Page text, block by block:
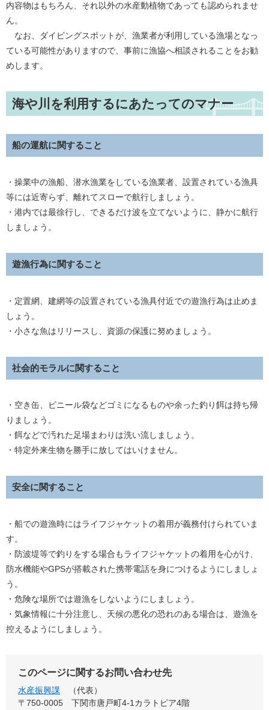
内容物はもちろん、それ以外の水産動植物であっても認められませ
ん。
なお、ダイビングスポットが、漁業者が利用している漁場となっ
ている可能性がありますので、事前に漁協へ相談されることをお勧
めします。
海や川を利用するにあたってのマナー
船の運航に関すること
・操業中の漁船、潜水漁業をしている漁業者、設置されている漁具
等には近寄らず、離れてスローで航行しましょう。
・港内では最徐行し、できるだけ波を立てないように、静かに航行
しましょう。
遊漁行為に関すること
・定置網、建網等の設置されている漁具付近での遊漁行為は止めま
しょう。
・小さな魚はリリースし、資源の保護に努めましょう。
社会的モラルに関すること
・空き缶、ビニール袋などゴミになるものや余った釣り餌は持ち帰
りましょう。
・餌などで汚れた足場まわりは洗い流しましょう。
・特定外来生物を勝手に放してはいけません。
安全に関すること
・船での遊漁時にはライフジャケットの着用が義務付けられていま
す。
・防波堤等で釣りをする場合もライフジャケットの着用を心がけ、
防水機能やGPSが搭載された携帯電話を身につけるようにしましょ
う。
・危険な場所では遊漁をしないようにしましょう。
・気象情報に十分注意し、天候の悪化の恐れのある場合は、遊漁を
控えるようにしましょう。
このページに関するお問い合わせ先
水産振興課
代表
〒750-0005
下関市唐戸町4-1カラトピア4階